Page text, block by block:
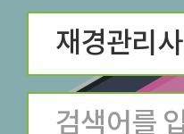
재경관리사